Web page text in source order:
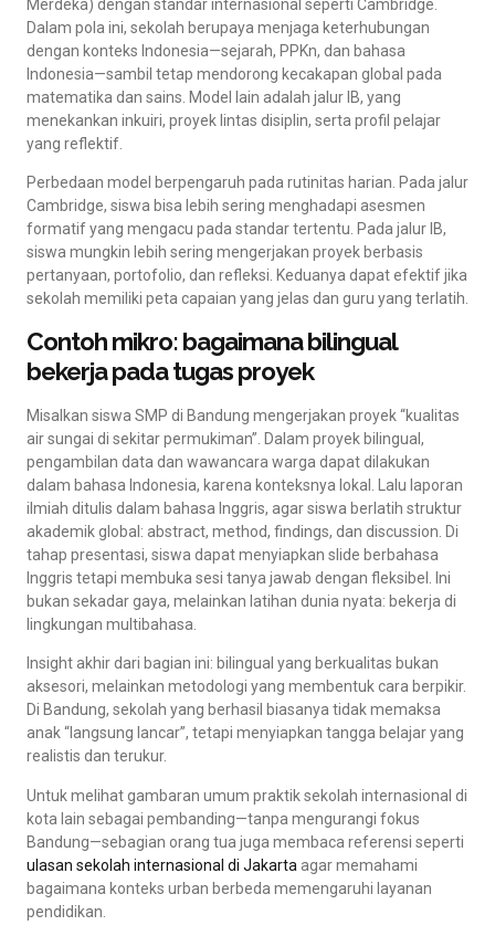
Merdeka) dengan standar internasional seperti Cambridge.
Dalam pola ini, sekolah berupaya menjaga keterhubungan
dengan konteks Indonesia—sejarah, PPKn, dan bahasa
Indonesia—sambil tetap mendorong kecakapan global pada
matematika dan sains. Model lain adalah jalur IB, yang
menekankan inkuiri, proyek lintas disiplin, serta profil pelajar
yang reflektif.
Perbedaan model berpengaruh pada rutinitas harian. Pada jalur
Cambridge, siswa bisa lebih sering menghadapi asesmen
formatif yang mengacu pada standar tertentu. Pada jalur IB,
siswa mungkin lebih sering mengerjakan proyek berbasis
pertanyaan, portofolio, dan refleksi. Keduanya dapat efektif jika
sekolah memiliki peta capaian yang jelas dan guru yang terlatih.
Contoh mikro: bagaimana bilingual
bekerja pada tugas proyek
Misalkan siswa SMP di Bandung mengerjakan proyek “kualitas
air sungai di sekitar permukiman”. Dalam proyek bilingual,
pengambilan data dan wawancara warga dapat dilakukan
dalam bahasa Indonesia, karena konteksnya lokal. Lalu laporan
ilmiah ditulis dalam bahasa Inggris, agar siswa berlatih struktur
akademik global: abstract, method, findings, dan discussion. Di
tahap presentasi, siswa dapat menyiapkan slide berbahasa
Inggris tetapi membuka sesi tanya jawab dengan fleksibel. Ini
bukan sekadar gaya, melainkan latihan dunia nyata: bekerja di
lingkungan multibahasa.
Insight akhir dari bagian ini: bilingual yang berkualitas bukan
aksesori, melainkan metodologi yang membentuk cara berpikir.
Di Bandung, sekolah yang berhasil biasanya tidak memaksa
anak “langsung lancar”, tetapi menyiapkan tangga belajar yang
realistis dan terukur.
Untuk melihat gambaran umum praktik sekolah internasional di
kota lain sebagai pembanding—tanpa mengurangi fokus
Bandung—sebagian orang tua juga membaca referensi seperti
ulasan sekolah internasional di Jakarta agar memahami
bagaimana konteks urban berbeda memengaruhi layanan
pendidikan.